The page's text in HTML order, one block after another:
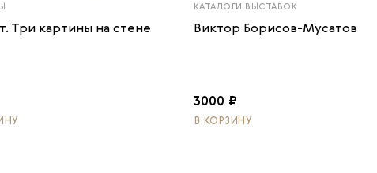
Три картины на стене
КАТАЛОГИ ВЫСТАВОК
Виктор Борисов-Мусатов
3000 ₽
В КОРЗИНУ